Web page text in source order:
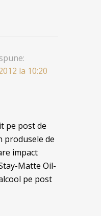
spune:
la 10:20
pe post de
produsele de
impact
Matte Oil-
pe post